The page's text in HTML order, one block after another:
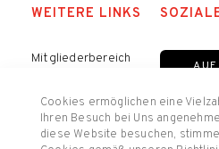
WEITERE LINKS
Mitgliederbereich
AUF
Cookies ermöglichen eine
Ihren Besuch bei Uns
diese Website besuchen,